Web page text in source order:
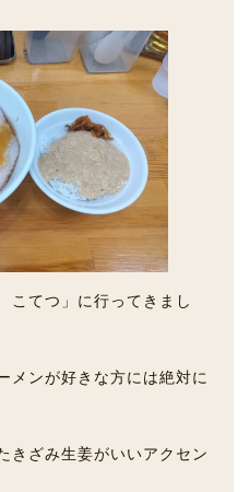
てつ」に行ってきまし
メンが好きな方には絶対に
きざみ生姜がいいアクセン